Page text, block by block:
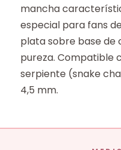
mancha
especial para fans
plata sobre base de
pureza. Compatible
serpiente (snake
4,5 mm.